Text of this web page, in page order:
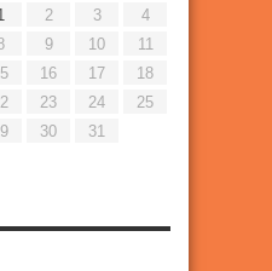
2 3
4
9 10
11
16 17
18
23 24
25
30
31